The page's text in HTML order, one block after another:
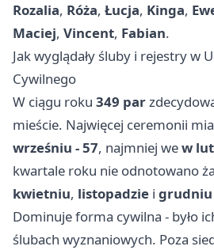
Rozalia, Róża, Łucja, Kinga,
Maciej, Vincent, Fabian.
Jak wyglądały śluby i rejestry w
Cywilnego
W ciągu roku 349 par
mieście. Najwięcej ceremonii
wrześniu - 57, najmniej wew
kwartale roku nie odnotowano
kwietniu, listopadzie i grudniu
Dominuje forma cywilna - było
ślubach wyznaniowych. Poza